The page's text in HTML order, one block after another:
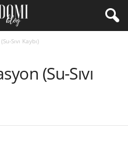
Sıvı Kaybı)
(Su-Sıvı